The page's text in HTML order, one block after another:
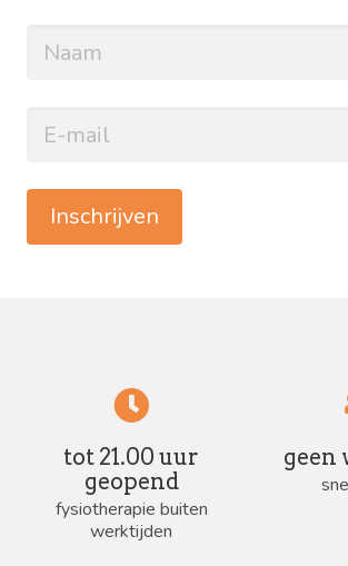
Inschrijven
tot 21.00 uur
geopend
fysiotherapie buiten
werktijden
geen